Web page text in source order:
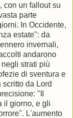
con un fallout su
parte
In Occidente,
estate": da
invernali,
andarono
strati più
di sventura e
da Lord
"Il
il giorno, e gli
L'aumento